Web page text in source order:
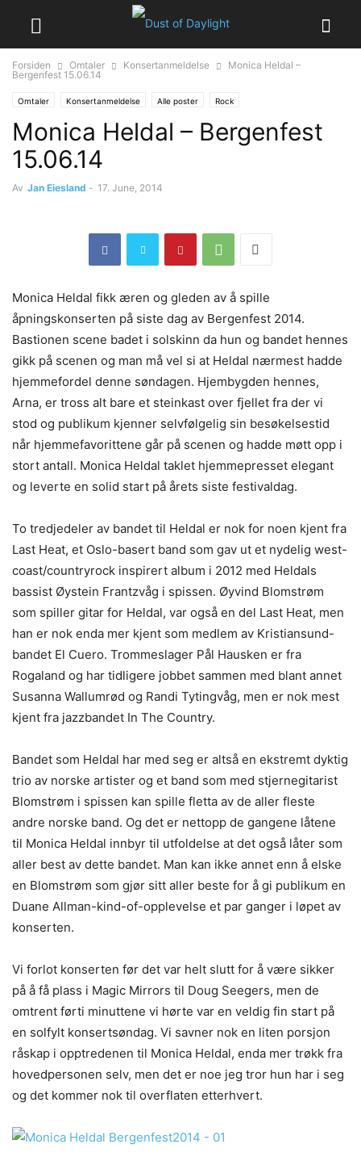
Forsiden Omtaler Konsertanmeldelse
Monica Heldal –
Bergenfest 15.06.14
Omtaler Konsertanmeldelse Alle poster Rock
Monica Heldal – Bergenfest
15.06.14
Av Jan Eiesland - 17. June, 2014
Monica Heldal fikk æren og gleden av å spille
åpningskonserten på siste dag av Bergenfest 2014.
Bastionen scene badet i solskinn da hun og bandet hennes
gikk på scenen og man må vel si at Heldal nærmest hadde
hjemmefordel denne søndagen. Hjembygden hennes,
Arna, er tross alt bare et steinkast over fjellet fra der vi
stod og publikum kjenner selvfølgelig sin besøkelsestid
når hjemmefavorittene går på scenen og hadde møtt opp i
stort antall. Monica Heldal taklet hjemmepresset elegant
og leverte en solid start på årets siste festivaldag.
To tredjedeler av bandet til Heldal er nok for noen kjent fra
Last Heat, et Oslo-basert band som gav ut et nydelig west-
coast/countryrock inspirert album i 2012 med Heldals
bassist Øystein Frantzvåg i spissen. Øyvind Blomstrøm
som spiller gitar for Heldal, var også en del Last Heat, men
han er nok enda mer kjent som medlem av Kristiansund-
bandet El Cuero. Trommeslager Pål Hausken er fra
Rogaland og har tidligere jobbet sammen med blant annet
Susanna Wallumrød og Randi Tytingvåg, men er nok mest
kjent fra jazzbandet In The Country.
Bandet som Heldal har med seg er altså en ekstremt dyktig
trio av norske artister og et band som med stjernegitarist
Blomstrøm i spissen kan spille fletta av de aller fleste
andre norske band. Og det er nettopp de gangene låtene
til Monica Heldal innbyr til utfoldelse at det også låter som
aller best av dette bandet. Man kan ikke annet enn å elske
en Blomstrøm som gjør sitt aller beste for å gi publikum en
Duane Allman-kind-of-opplevelse et par ganger i løpet av
konserten.
Vi forlot konserten før det var helt slutt for å være sikker
på å få plass i Magic Mirrors til Doug Seegers, men de
omtrent førti minuttene vi hørte var en veldig fin start på
en solfylt konsertsøndag. Vi savner nok en liten porsjon
råskap i opptredenen til Monica Heldal, enda mer trøkk fra
hovedpersonen selv, men det er noe jeg tror hun har i seg
og det kommer nok til overflaten etterhvert.